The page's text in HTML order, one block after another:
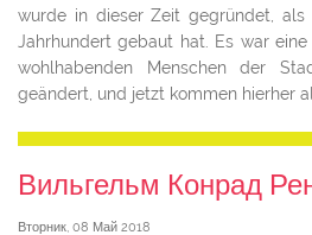
wurde in dieser Zeit gegründet, als
Jahrhundert gebaut hat. Es war
wohlhabenden Menschen der
geändert, und jetzt kommen hierher
Вильгельм Конрад
Вторник, 08 Май 2018